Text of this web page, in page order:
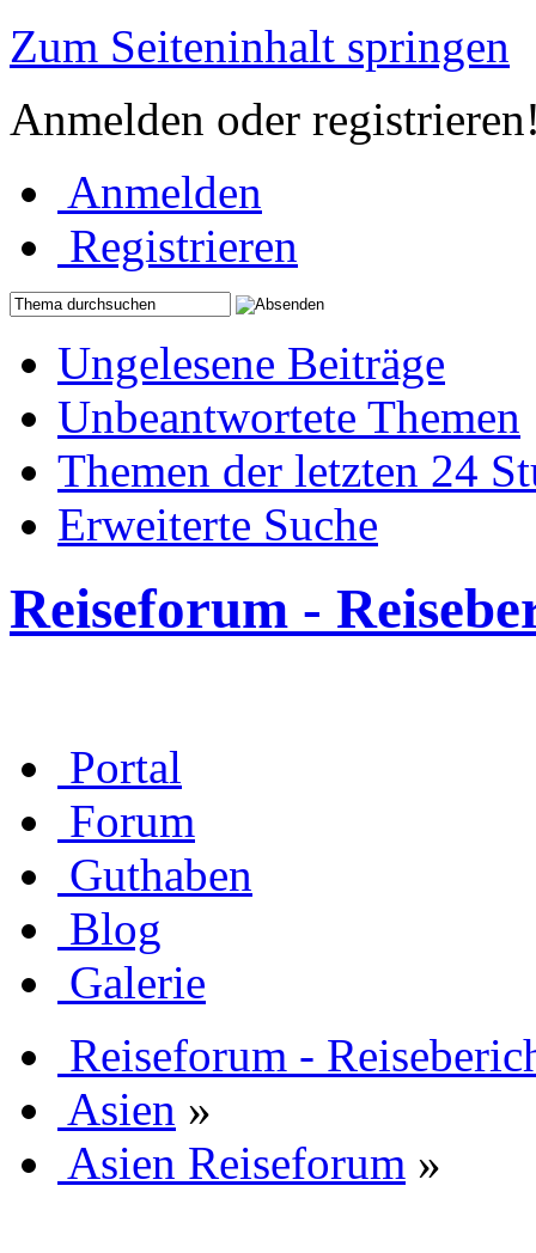
Zum Seiteninhalt springen
Anmelden oder
Anmelden
Registrieren
Ungelesene Beiträge
Unbeantwortete Themen
Themen der letzten 24
Erweiterte Suche
Reiseforum -
Portal
Forum
Guthaben
Blog
Galerie
Reiseforum -
Asien »
Asien Reiseforum »